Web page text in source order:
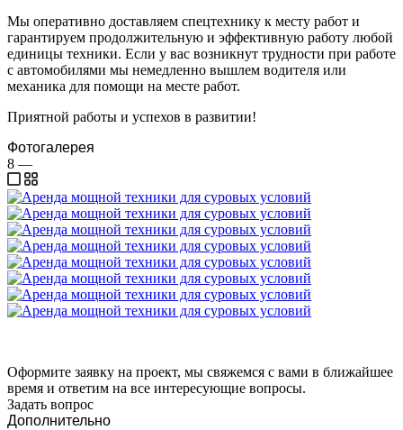
Мы оперативно доставляем спецтехнику к месту работ и
гарантируем продолжительную и эффективную работу любой
единицы техники. Если у вас возникнут трудности при работе
с автомобилями мы немедленно вышлем водителя или
механика для помощи на месте работ.
Приятной работы и успехов в развитии!
Фотогалерея
8 —
Оформите заявку на проект, мы свяжемся с вами в ближайшее
время и ответим на все интересующие вопросы.
Задать вопрос
Дополнительно